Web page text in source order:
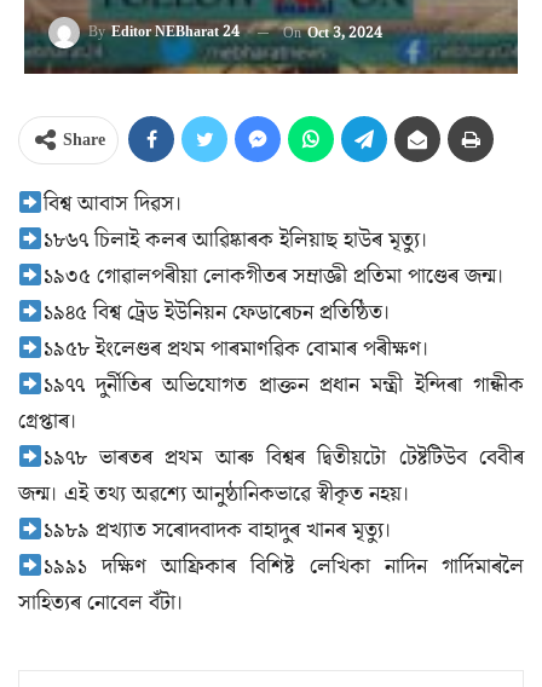
ByEditor NEBharat 24 OnOct 3, 2024
Share
বিশ্ব আবাস দিৱস।
১৮৬৭ চিলাই কলৰ আৱিষ্কাৰক ইলিয়াছ হাউৰ মৃত্যু।
১৯৩৫ গোৱালপৰীয়া লোকগীতৰ সম্ৰাজ্ঞী প্রতিমা পাণ্ডেৰ জন্ম।
১৯৪৫ বিশ্ব ট্রেড ইউনিয়ন ফেডাৰেচন প্রতিষ্ঠিত।
১৯৫৮ ইংলেণ্ডৰ প্ৰথম পাৰমাণৱিক বোমাৰ পৰীক্ষণ।
১৯৭৭ দুর্নীতিৰ অভিযোগত প্রাক্তন প্রধান মন্ত্রী ইন্দিৰা গান্ধীক
গ্ৰেপ্তাৰ।
১৯৭৮ ভাৰতৰ প্ৰথম আৰু বিশ্বৰ দ্বিতীয়টো টেষ্টটিউব বেবীৰ
জন্ম। এই তথ্য অৱশ্যে আনুষ্ঠানিকভাৱে স্বীকৃত নহয়।
১৯৮৯ প্রখ্যাত সৰোদবাদক বাহাদুৰ খানৰ মৃত্যু।
১৯৯১ দক্ষিণ আফ্ৰিকাৰ বিশিষ্ট লেখিকা নাদিন গাৰ্দিমাৰলৈ
সাহিত্যৰ নোবেল বঁটা।